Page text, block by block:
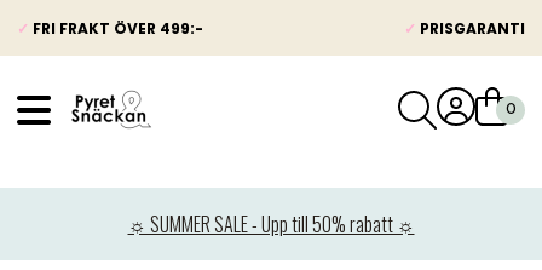
✓ FRI FRAKT ÖVER 499:- ✓ PRISGARANTI
☼ SUMMER SALE - Upp till 50% rabatt ☼
Barnvagnar